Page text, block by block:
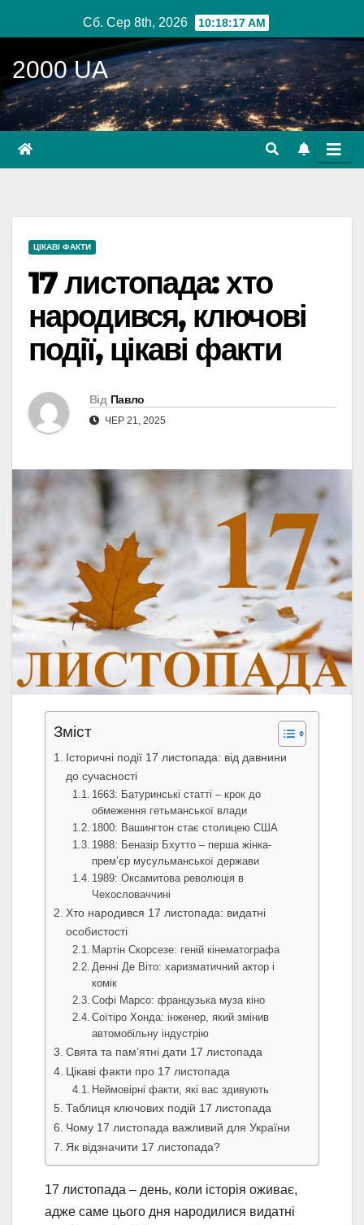
до
вмісту
Сб. Сер 8th, 2026 10:18:18 AM
2000 UA
ЦІКАВІ ФАКТИ
17 листопада: хто
народився, ключові
події, цікаві факти
Від Павло
ЧЕР 21, 2025
Зміст
Історичні події 17 листопада: від давнини
до сучасності
1663: Батуринські статті – крок до
обмеження гетьманської влади
1800: Вашингтон стає столицею США
1988: Беназір Бхутто – перша жінка-
прем’єр мусульманської держави
1989: Оксамитова революція в
Чехословаччині
Хто народився 17 листопада: видатні
особистості
Мартін Скорсезе: геній кінематографа
Денні Де Віто: харизматичний актор і
комік
Софі Марсо: французька муза кіно
Соїтіро Хонда: інженер, який змінив
автомобільну індустрію
Свята та пам’ятні дати 17 листопада
Цікаві факти про 17 листопада
Неймовірні факти, які вас здивують
Таблиця ключових подій 17 листопада
Чому 17 листопада важливий для України
Як відзначити 17 листопада?
17 листопада – день, коли історія оживає,
адже саме цього дня народилися видатні